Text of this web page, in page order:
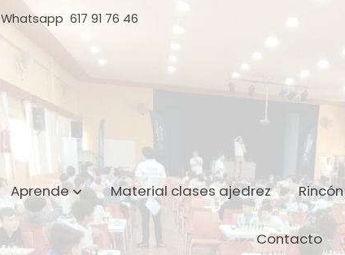
Whatsapp 617 91 76 46
Aprende Material clases ajedrez
Contacto